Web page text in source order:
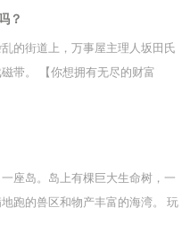
的人鱼单元三：世界贵族组*胆小
弟*海贼俘虏单元五：casino老板*
，大剑豪*落魄亡国公主单元
糕店兼花店。可爱充满活力的老
来越好，各路黑恶势力竟然没有
军大将莫名其妙半夜睡在店门口
不经心在附近安置老巢，四皇不
？
的街道上，万事屋主理人坂田氏
带。 【你想拥有无尽的财富
高无上的权利吗？】 【你想体验天
座岛。岛上有棵巨大生命树，一
跑的兽区和物产丰富的海湾。 玩
：10万贝利（只有初始资金的屑）